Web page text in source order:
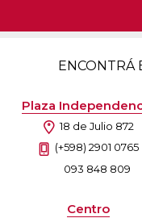
ENCONTRÁ
Plaza
18 de Julio 872
(+598) 2901 0765
093 848 809
Centro